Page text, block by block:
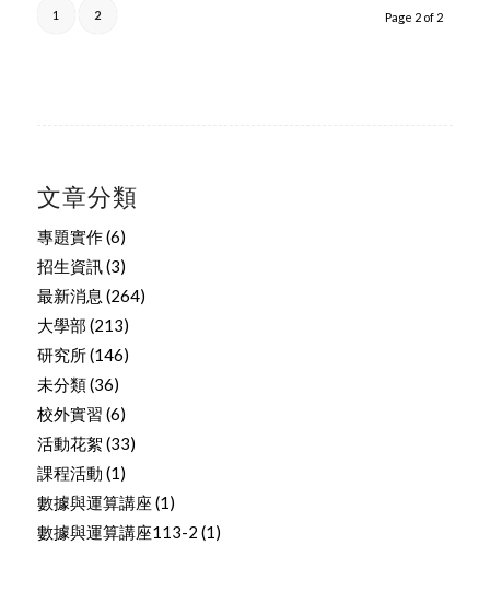
Page 2 of 2
1 2
文章分類
專題實作(6)
招生資訊(3)
最新消息 (264)
大學部 (213)
研究所(146)
未分類(36)
校外實習 (6)
活動花絮 (33)
課程活動 (1)
數據與運算講座 (1)
數據與運算講座113-2 (1)